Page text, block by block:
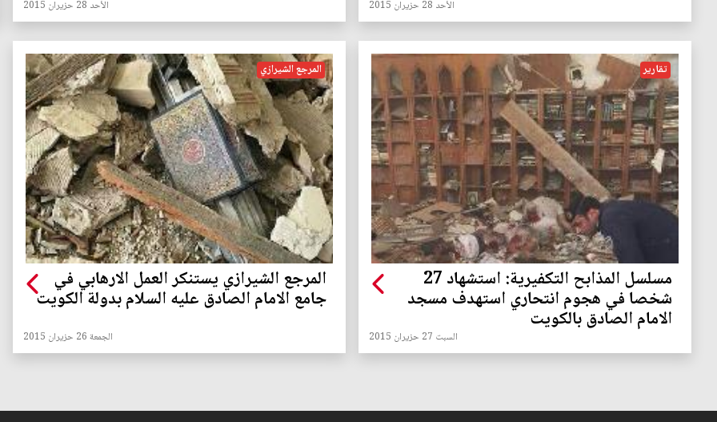
الأحد 28 حزيران 2015 الأحد 28 حزيران 2015
تقارير
مسلسل المذابح التكفيرية: استشهاد 27
شخصا في هجوم انتحاري استهدف مسجد
الامام الصادق بالكويت
السبت 27 حزيران 2015
المرجع الشيرازي
المرجع الشيرازي يستنكر العمل الارهابي في
جامع الامام الصادق عليه السلام بدولة الكويت
الجمعة 26 حزيران 2015